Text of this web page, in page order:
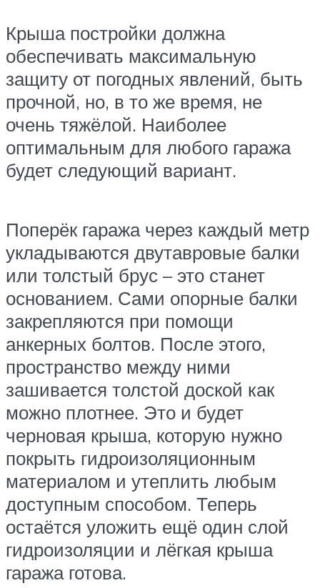
Крыша постройки должна
обеспечивать максимальную
защиту от погодных явлений, быть
прочной, но, в то же время, не
очень тяжёлой. Наиболее
оптимальным для любого гаража
будет следующий вариант.
Поперёк гаража через каждый метр
укладываются двутавровые балки
или толстый брус – это станет
основанием. Сами опорные балки
закрепляются при помощи
анкерных болтов. После этого,
пространство между ними
зашивается толстой доской как
можно плотнее. Это и будет
черновая крыша, которую нужно
покрыть гидроизоляционным
материалом и утеплить любым
доступным способом. Теперь
остаётся уложить ещё один слой
гидроизоляции и лёгкая крыша
гаража готова.